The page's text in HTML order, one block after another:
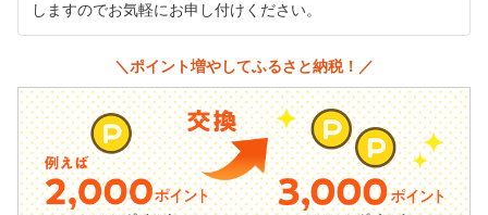
しますのでお気軽にお申し付けください。
＼ポイント増やしてふるさと納税！／